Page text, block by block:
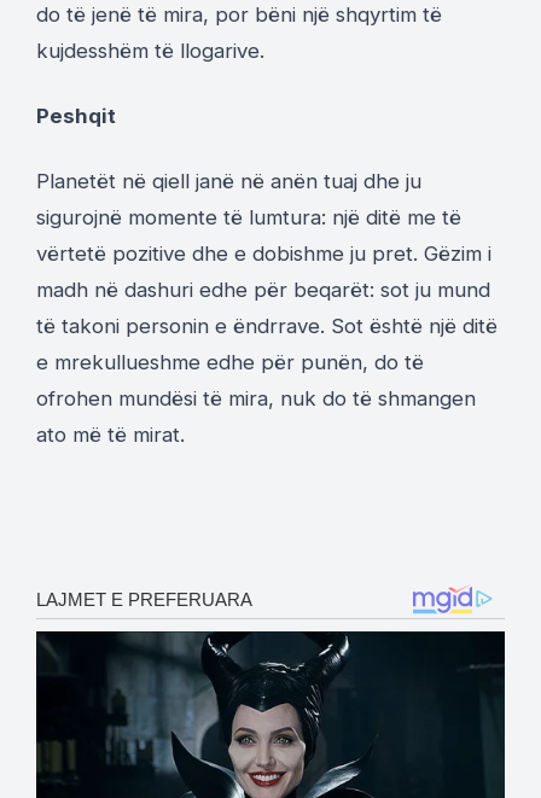
do të jenë të mira, por bëni një shqyrtim të
kujdesshëm të llogarive.
Peshqit
Planetët në qiell janë në anën tuaj dhe ju
sigurojnë momente të lumtura: një ditë me të
vërtetë pozitive dhe e dobishme ju pret. Gëzim i
madh në dashuri edhe për beqarët: sot ju mund
të takoni personin e ëndrrave. Sot është një ditë
e mrekullueshme edhe për punën, do të
ofrohen mundësi të mira, nuk do të shmangen
ato më të mirat.